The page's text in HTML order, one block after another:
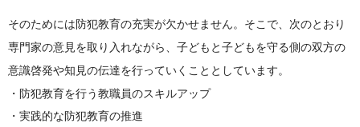
そのためには防犯教育の充実が欠かせません。そこで、次のとおり
専門家の意見を取り入れながら、子どもと子どもを守る側の双方の
意識啓発や知見の伝達を行っていくこととしています。
防犯教育を行う教職員のスキルアップ
実践的な防犯教育の推進